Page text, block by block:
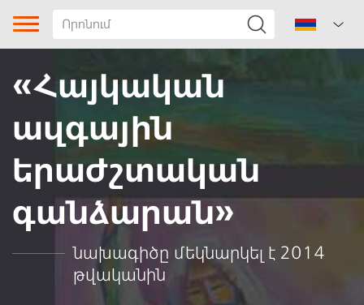
Երգի տիպը
Երգիծական
«Հայկական
ազգային
երաժշտական
գանձարան»
նախագիծը մեկնարկել է 2014
թվականին